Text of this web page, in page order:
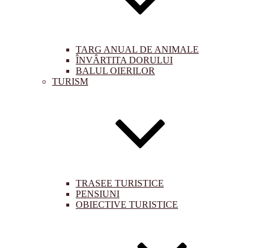
TARG ANUAL DE ANIMALE
ÎNVÂRTITA DORULUI
BALUL OIERILOR
TURISM
TRASEE TURISTICE
PENSIUNI
OBIECTIVE TURISTICE